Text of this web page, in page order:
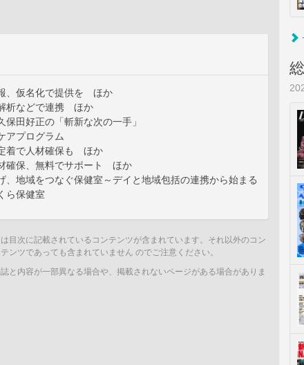
、仮名化で提供を ほか
析などで連携 ほか
田好正の「斬新な次の一手」
プログラム
着で人材確保も ほか
確保、無料でサポート ほか
、地域をつなぐ保健室～デイと地域包括の連携から始まる
ら保健室
目次に記載されているコンテンツが含まれています。それ以外のコン
ンツであっても含まれていません のでご注意ください。
と内容が一部異なる場合や、掲載されないページがある場合がありま